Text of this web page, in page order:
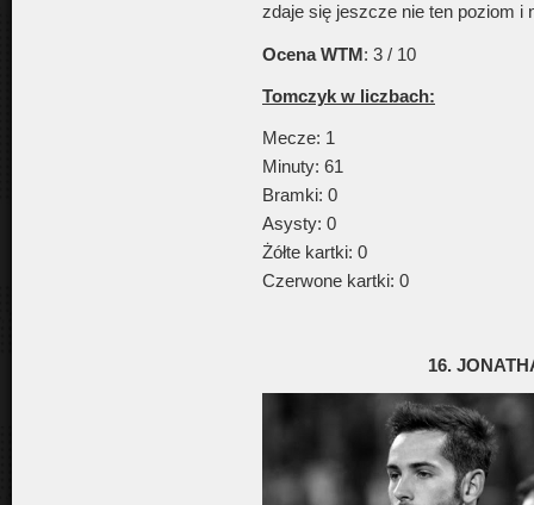
zdaje się jeszcze nie ten poziom i
Ocena WTM: 3 / 10
Tomczyk w liczbach:
Mecze: 1
Minuty: 61
Bramki: 0
Asysty: 0
Żółte kartki: 0
Czerwone kartki: 0
16.